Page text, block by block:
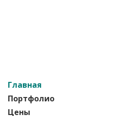
Главная
Портфолио
Цены